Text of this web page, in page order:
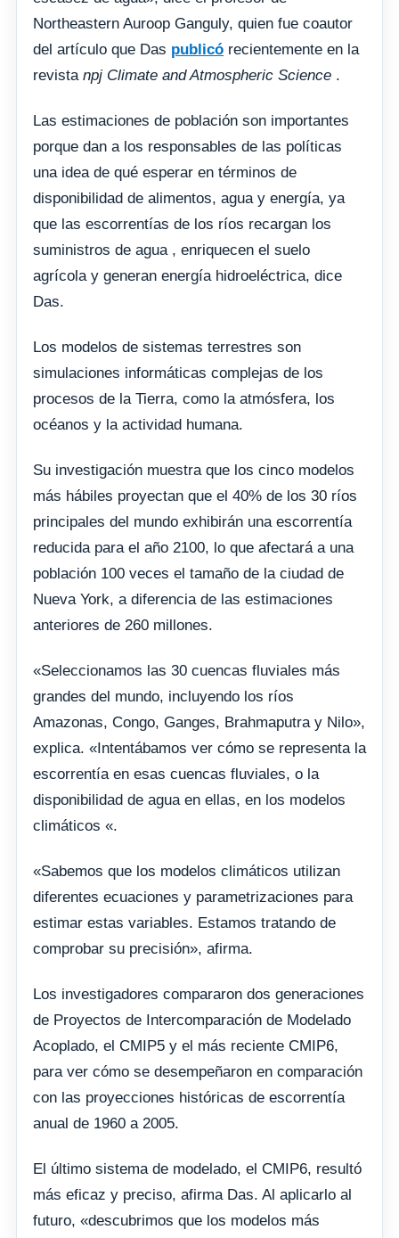
Northeastern Auroop Ganguly, quien fue coautor
del artículo que Das publicó recientemente en la
revista npj Climate and Atmospheric Science .
Las estimaciones de población son importantes
porque dan a los responsables de las políticas
una idea de qué esperar en términos de
disponibilidad de alimentos, agua y energía, ya
que las escorrentías de los ríos recargan los
suministros de agua , enriquecen el suelo
agrícola y generan energía hidroeléctrica, dice
Das.
Los modelos de sistemas terrestres son
simulaciones informáticas complejas de los
procesos de la Tierra, como la atmósfera, los
océanos y la actividad humana.
Su investigación muestra que los cinco modelos
más hábiles proyectan que el 40% de los 30 ríos
principales del mundo exhibirán una escorrentía
reducida para el año 2100, lo que afectará a una
población 100 veces el tamaño de la ciudad de
Nueva York, a diferencia de las estimaciones
anteriores de 260 millones.
«Seleccionamos las 30 cuencas fluviales más
grandes del mundo, incluyendo los ríos
Amazonas, Congo, Ganges, Brahmaputra y Nilo»,
explica. «Intentábamos ver cómo se representa la
escorrentía en esas cuencas fluviales, o la
disponibilidad de agua en ellas, en los modelos
climáticos «.
«Sabemos que los modelos climáticos utilizan
diferentes ecuaciones y parametrizaciones para
estimar estas variables. Estamos tratando de
comprobar su precisión», afirma.
Los investigadores compararon dos generaciones
de Proyectos de Intercomparación de Modelado
Acoplado, el CMIP5 y el más reciente CMIP6,
para ver cómo se desempeñaron en comparación
con las proyecciones históricas de escorrentía
anual de 1960 a 2005.
El último sistema de modelado, el CMIP6, resultó
más eficaz y preciso, afirma Das. Al aplicarlo al
futuro, «descubrimos que los modelos más